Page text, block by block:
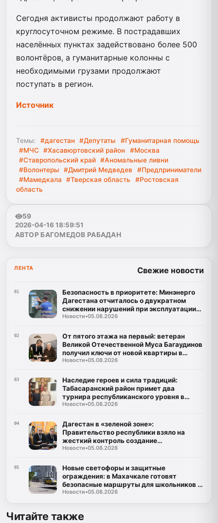
Сегодня активисты продолжают работу в
круглосуточном режиме. В пострадавших
населённых пунктах задействовано более 500
волонтёров, а гуманитарные колонны с
необходимыми грузами продолжают
поступать в регион.
Источник
Темы: #дагестан #Депутаты
#Гуманитарная помощь
#МЧС
#Хасавюртовский район
#Москва
#Ставропольский край #Аномальные ливни
#Волонтеры
#Дмитрий Медведев
#Предприниматели
#Мамедкала
#Тверская область
#Ростовская
область
59
2026-04-16 18:59:51
АВТОР БАГОМЕДОВ РАБАДАН
ЛЕНТА Свежие новости
01
Безопасность в приоритете: Минэнерго
Дагестана отчиталось о двукратном
снижении нарушений при эксплуатации
газа
Новости•05.08.2026
02
От пятого этажа на первый: ветеран
Великой Отечественной Муса Багаудинов
получил ключи от новой квартиры в
Каспийске
Новости•05.08.2026
03
Наследие героев и сила традиций:
Табасаранский район примет два
турнира республиканского уровня в
честь Руслана Курбанова и Рустама
Новости•05.08.2026
04
Дагестан в «зеленой зоне»:
Правительство республики взяло на
жесткий контроль создание
инфраструктуры для ТКО
Новости•05.08.2026
05
Новые светофоры и защитные
ограждения: в Махачкале готовят
безопасные маршруты для школьников к
1 сентября
Новости•05.08.2026
Читайте также